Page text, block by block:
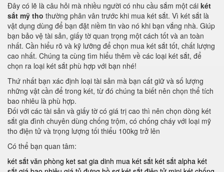
Đây có lẽ là câu hỏi mà nhiều người có nhu cầu sắm một cái két
sắt mỹ tho thường phân vân trước khi mua két sắt. Vì két sắt là
vật dụng dùng để bạn đặt niềm tin vào nó khi bạn vắng nhà. Giúp
bạn bảo vệ tài sản, giấy tờ quan trọng một cách tốt và an toàn
nhất. Cần hiểu rõ và kỹ lưỡng để chọn mua két sắt tốt, chất lượng
cao nhất. Chúng ta cùng tìm hiểu thêm về các loại két sắt, để
chọn ra loại két sắt phù hợp với bạn nhé!
Thứ nhất bạn xác định loại tài sản mà bạn cất giữ và số lượng
những vật cần để trong két, từ đó chúng ta biết nên chọn thể tích
bao nhiêu là phù hợp.
Đối với các tài sản và giấy tờ có giá trị cao thì nên chọn dòng két
sắt gia đình chuyên dùng chống trộm, có chống cháy với loại mỹ
tho điện tử và trọng lượng tối thiểu 100kg trở lên
Có thể bạn quan tâm:
két sắt văn phòng ket sat gia dinh mua két sắt két sắt alpha két